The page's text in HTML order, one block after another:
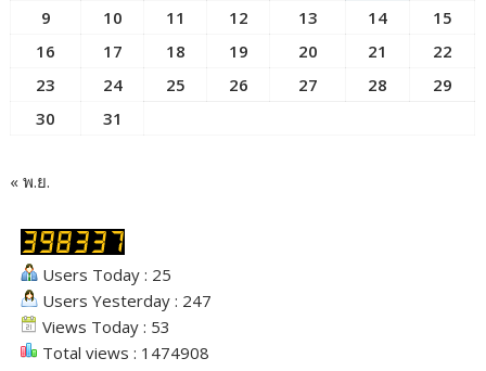
9
10 11 12 13 14
15
16
17 18 19 20 21
22
23
24 25 26 27 28
29
30
31
« พ.ย.
Users Today : 25
Users Yesterday : 247
Views Today : 53
Total views : 1474908